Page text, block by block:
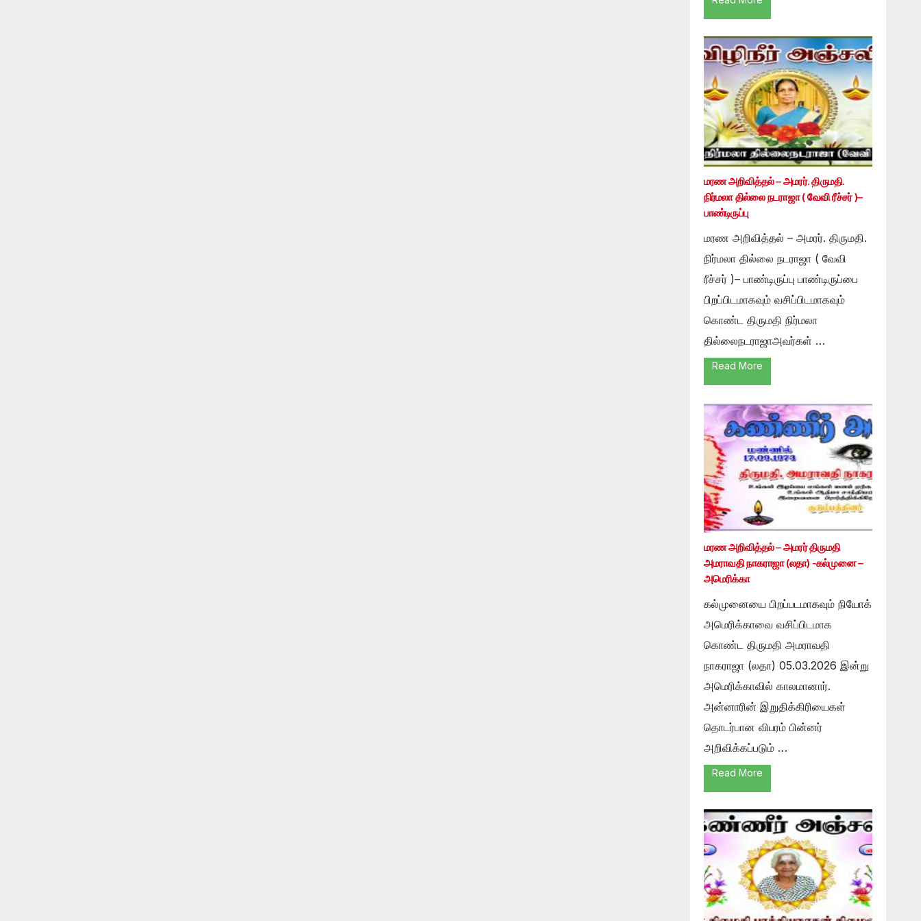
மரண அறிவித்தல் – அமரர். திருமதி.
நிர்மலா தில்லை நடராஜா ( வேவி ரீச்சர் )–
பாண்டிருப்பு
மரண அறிவித்தல் – அமரர். திருமதி.
நிர்மலா தில்லை நடராஜா ( வேவி
ரீச்சர் )– பாண்டிருப்பு பாண்டிருப்பை
பிறப்பிடமாகவும் வசிப்பிடமாகவும்
கொண்ட திருமதி நிர்மலா
தில்லைநடராஜாஅவர்கள் …
Read More
மரண அறிவித்தல் – அமரர் திருமதி
அமராவதி நாகராஜா (லதா) -கல்முனை –
அமெரிக்கா
கல்முனையை பிறப்படமாகவும் நியோக்
அமெரிக்காவை வசிப்பிடமாக
கொண்ட திருமதி அமராவதி
நாகராஜா (லதா) 05.03.2026 இன்று
அமெரிக்காவில் காலமானார்.
அன்னாரின் இறுதிக்கிரியைகள்
தொடர்பான விபரம் பின்னர்
அறிவிக்கப்படும் …
Read More